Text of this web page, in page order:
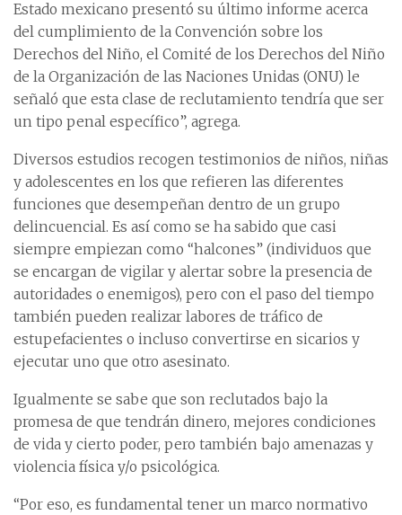
Estado mexicano presentó su último informe acerca
del cumplimiento de la Convención sobre los
Derechos del Niño, el Comité de los Derechos del Niño
de la Organización de las Naciones Unidas (ONU) le
señaló que esta clase de reclutamiento tendría que ser
un tipo penal específico”, agrega.
Diversos estudios recogen testimonios de niños, niñas
y adolescentes en los que refieren las diferentes
funciones que desempeñan dentro de un grupo
delincuencial. Es así como se ha sabido que casi
siempre empiezan como “halcones” (individuos que
se encargan de vigilar y alertar sobre la presencia de
autoridades o enemigos), pero con el paso del tiempo
también pueden realizar labores de tráfico de
estupefacientes o incluso convertirse en sicarios y
ejecutar uno que otro asesinato.
Igualmente se sabe que son reclutados bajo la
promesa de que tendrán dinero, mejores condiciones
de vida y cierto poder, pero también bajo amenazas y
violencia física y/o psicológica.
“Por eso, es fundamental tener un marco normativo